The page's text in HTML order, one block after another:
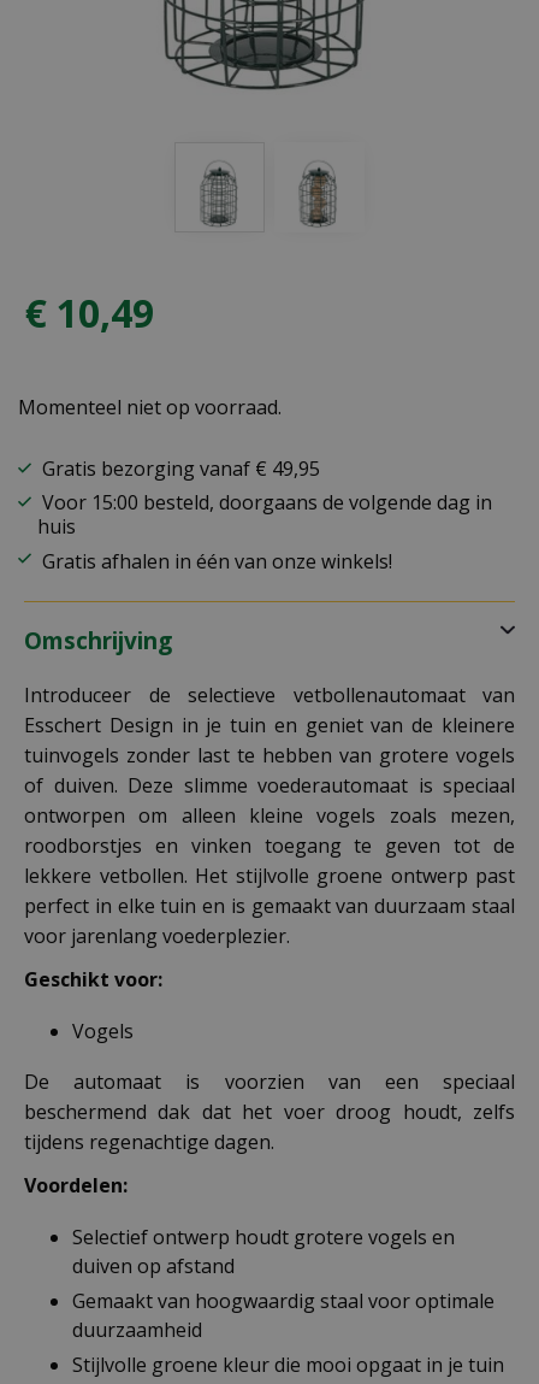
€ 10,49
Momenteel niet op voorraad.
Gratis bezorging vanaf € 49,95
Voor 15:00 besteld, doorgaans de volgende dag in
huis
Gratis afhalen in één van onze winkels!
Omschrijving
Introduceer de selectieve vetbollenautomaat van
Esschert Design in je tuin en geniet van de kleinere
tuinvogels zonder last te hebben van grotere vogels
of duiven. Deze slimme voederautomaat is speciaal
ontworpen om alleen kleine vogels zoals mezen,
roodborstjes en vinken toegang te geven tot de
lekkere vetbollen. Het stijlvolle groene ontwerp past
perfect in elke tuin en is gemaakt van duurzaam staal
voor jarenlang voederplezier.
Geschikt voor:
Vogels
De automaat is voorzien van een speciaal
beschermend dak dat het voer droog houdt, zelfs
tijdens regenachtige dagen.
Voordelen:
Selectief ontwerp houdt grotere vogels en
duiven op afstand
Gemaakt van hoogwaardig staal voor optimale
duurzaamheid
Stijlvolle groene kleur die mooi opgaat in je tuin